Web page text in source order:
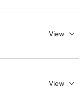
View
View